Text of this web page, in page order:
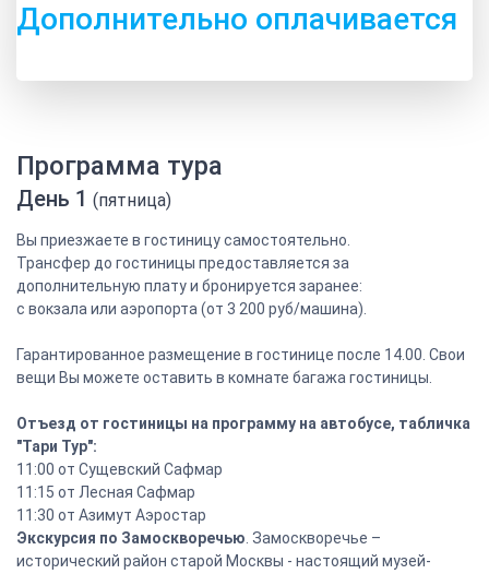
Дополнительно оплачивается
Программа тура
День 1 (пятница)
Вы приезжаете в гостиницу самостоятельно.
Трансфер до гостиницы предоставляется за
дополнительную плату и бронируется заранее:
с вокзала или аэропорта (от 3 200 руб/машина).
Гарантированное размещение в гостинице после 14.00. Свои
вещи Вы можете оставить в комнате багажа гостиницы.
Отъезд от гостиницы на программу на автобусе, табличка
"Тари Тур":
11:00 от Сущевский Сафмар
11:15 от Лесная Сафмар
11:30 от Азимут Аэростар
Экскурсия по Замоскворечью . Замоскворечье –
исторический район старой Москвы - настоящий музей-